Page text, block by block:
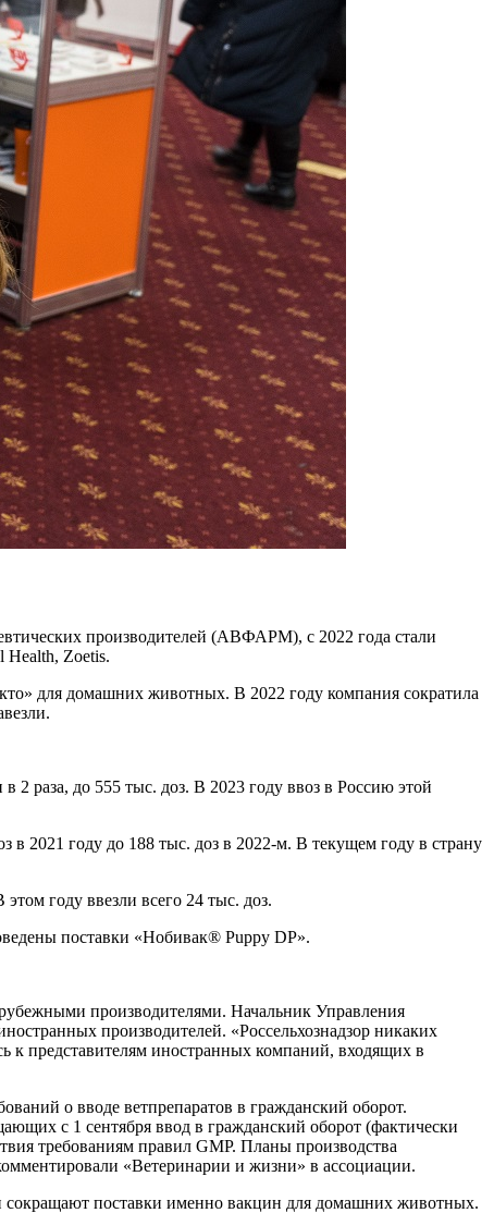
производителей (АВФАРМ), с 2022 года стали
Zoetis.
для домашних животных. В 2022 году компания сократила
2 раза, до 555 тыс. доз. В 2023 году ввоз в Россию этой
2021 году до 188 тыс. доз в 2022-м. В текущем году в страну
году ввезли всего 24 тыс. доз.
поставки «Нобивак® Puppy DP».
производителями. Начальник Управления
производителей. «Россельхознадзор никаких
к представителям иностранных компаний, входящих в
о вводе ветпрепаратов в гражданский оборот.
с 1 сентября ввод в гражданский оборот (фактически
требованиям правил GMP. Планы производства
«Ветеринарии и жизни» в ассоциации.
поставки именно вакцин для домашних животных.